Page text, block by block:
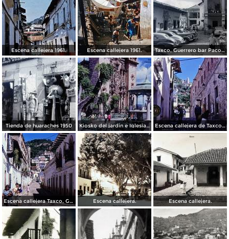
Escena callejera 1961. Escena callejera 1961. Taxco, Guerrero bar Paco 1950
Tienda de huaraches 1950 Kiosko del jardin e Iglesia de Taxco, Guerrero 1967. Escena callejera de Taxco, Guerrero 1967.
Escena callejera Taxco, Guerrero 1967. Escena callejera. Escena callejera.